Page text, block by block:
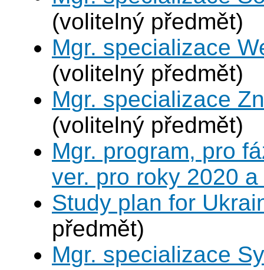
(volitelný předmět)
Mgr. specializace
(volitelný předmět)
Mgr. specializace
(volitelný předmět)
Mgr. program, pro
ver. pro roky 2020
Study plan for
předmět)
Mgr. specializace